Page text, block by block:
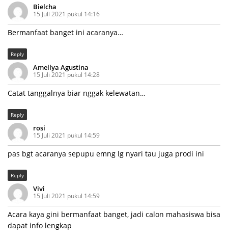
Bielcha
15 Juli 2021 pukul 14:16
Bermanfaat banget ini acaranya…
Reply
Amellya Agustina
15 Juli 2021 pukul 14:28
Catat tanggalnya biar nggak kelewatan…
Reply
rosi
15 Juli 2021 pukul 14:59
pas bgt acaranya sepupu emng lg nyari tau juga prodi ini
Reply
Vivi
15 Juli 2021 pukul 14:59
Acara kaya gini bermanfaat banget, jadi calon mahasiswa bisa
dapat info lengkap